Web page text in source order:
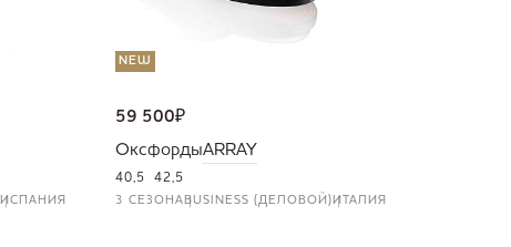
ИСПАНИЯ
NEW
59 500₽
ОксфордыARRAY
40,5 42,5
3 СЕЗОНАBUSINESS (ДЕЛОВОЙ)ИТАЛИЯ